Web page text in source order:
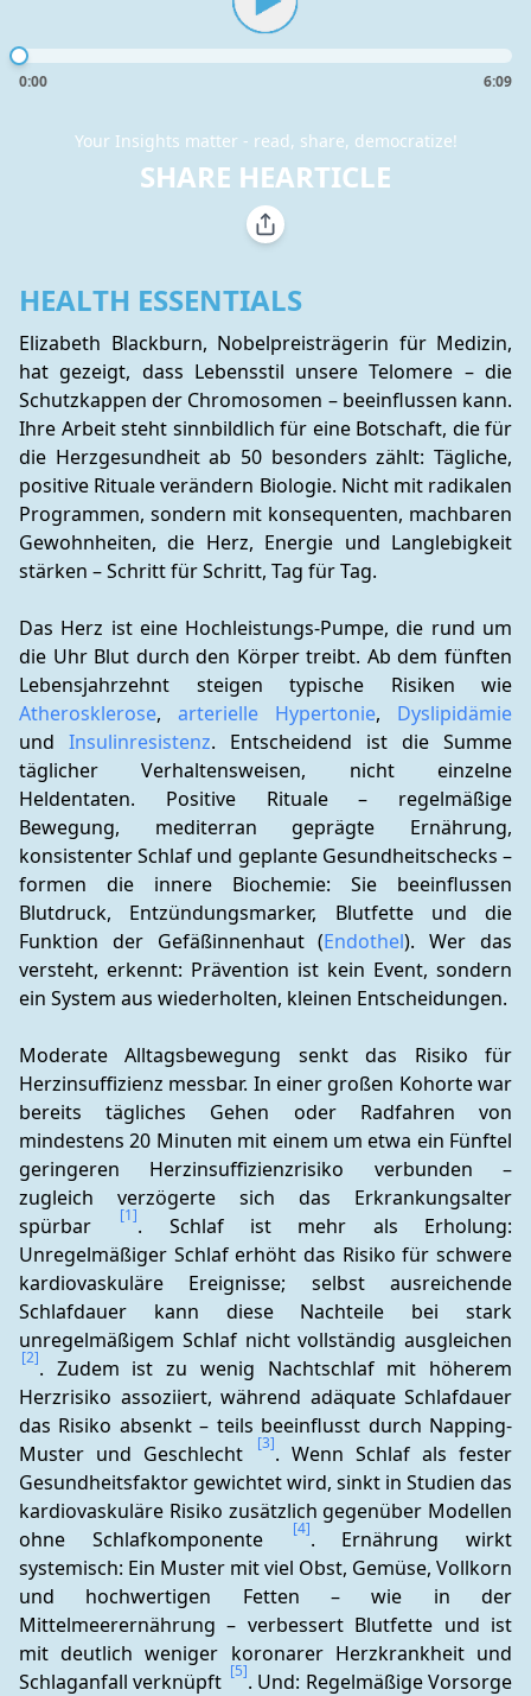
0:00 6:09
Your Insights matter - read, share, democratize!
SHARE HEARTICLE
HEALTH ESSENTIALS
Elizabeth Blackburn, Nobelpreisträgerin für Medizin,
hat gezeigt, dass Lebensstil unsere Telomere – die
Schutzkappen der Chromosomen – beeinflussen kann.
Ihre Arbeit steht sinnbildlich für eine Botschaft, die für
die Herzgesundheit ab 50 besonders zählt: Tägliche,
positive Rituale verändern Biologie. Nicht mit radikalen
Programmen, sondern mit konsequenten, machbaren
Gewohnheiten, die Herz, Energie und Langlebigkeit
stärken – Schritt für Schritt, Tag für Tag.
Das Herz ist eine Hochleistungs-Pumpe, die rund um
die Uhr Blut durch den Körper treibt. Ab dem fünften
Atherosklerose, arterielle Hypertonie, Dyslipidämie
und Insulinresistenz. Entscheidend ist die Summe
täglicher Verhaltensweisen, nicht einzelne
Heldentaten. Positive Rituale – regelmäßige
Bewegung, mediterran geprägte Ernährung,
konsistenter Schlaf und geplante Gesundheitschecks –
formen die innere Biochemie: Sie beeinflussen
Blutdruck, Entzündungsmarker, Blutfette und die
Funktion der Gefäßinnenhaut (Endothel). Wer das
versteht, erkennt: Prävention ist kein Event, sondern
ein System aus wiederholten, kleinen Entscheidungen.
Moderate Alltagsbewegung senkt das Risiko für
Herzinsuffizienz messbar. In einer großen Kohorte war
bereits tägliches Gehen oder Radfahren von
mindestens 20 Minuten mit einem um etwa ein Fünftel
geringeren Herzinsuffizienzrisiko verbunden –
zugleich verzögerte sich das Erkrankungsalter
spürbar
[1]. Schlaf ist mehr als Erholung:
Unregelmäßiger Schlaf erhöht das Risiko für schwere
kardiovaskuläre Ereignisse; selbst ausreichende
Schlafdauer kann diese Nachteile bei stark
[2]. Zudem ist zu wenig Nachtschlaf mit höherem
Herzrisiko assoziiert, während adäquate Schlafdauer
das Risiko absenkt – teils beeinflusst durch Napping-
Muster und Geschlecht
[3]. Wenn Schlaf als fester
Gesundheitsfaktor gewichtet wird, sinkt in Studien das
kardiovaskuläre Risiko zusätzlich gegenüber Modellen
ohne Schlafkomponente
[4]. Ernährung wirkt
systemisch: Ein Muster mit viel Obst, Gemüse, Vollkorn
und hochwertigen Fetten – wie in der
Mittelmeerernährung – verbessert Blutfette und ist
mit deutlich weniger koronarer Herzkrankheit und
Schlaganfall verknüpft [5]. Und: Regelmäßige Vorsorge